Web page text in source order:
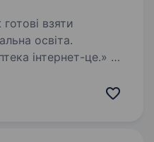
взяти
освіта.
інтернет-це.» —
Ми працюємо